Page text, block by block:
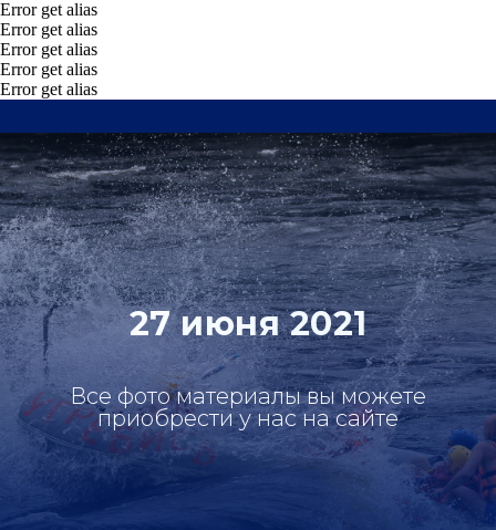
Error get alias
Error get alias
Error get alias
Error get alias
Error get alias
27 июня 2021
Все фото материалы вы можете
приобрести у нас на сайте